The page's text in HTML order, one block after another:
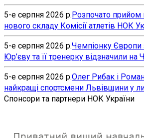
5-е серпня 2026 р.Розпочато прийом
нового складу Комісії атлетів НОК
5-е серпня 2026 р.Чемпіонку Європи
Юр’єву та її тренерку відзначили на
5-е серпня 2026 р.Олег Рибак і
найкращі спортсмени Львівщини у
Спонсори та партнери НОК України